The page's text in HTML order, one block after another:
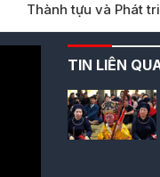
Thành tựu và Phát
TIN LIÊN